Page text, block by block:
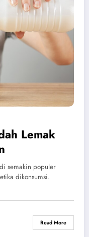
Lemak
semakin populer
dikonsumsi.
Read More